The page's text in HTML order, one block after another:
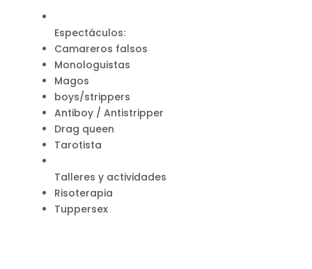
Espectáculos:
Camareros falsos
Monologuistas
Magos
boys/strippers
Antiboy / Antistripper
Drag queen
Tarotista
Talleres y actividades
Risoterapia
Tuppersex